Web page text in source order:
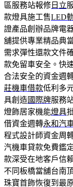
區服務站報修 日立
款燈具施工售LED
證產品創辦品牌電
舖提供專業精品典
需求彈性還款文件
款免留車安全。快
合法安全的資金週
莊機車借款低利多
具創造 國際牌服務
燈飾居家機能燈具
借資金週轉永和汽
程式設計師資金周
汽機車貸款免費鑑
款深受在地客戶信
不同板橋當舖台南
珠寶首飾恢復到最